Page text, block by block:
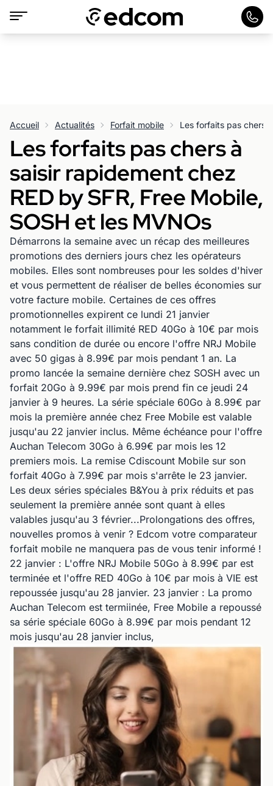
Accueil Actualités Forfait mobile
Les forfaits pas chers à
saisir rapidement chez
RED by SFR, Free Mobile,
SOSH et les MVNOs
Démarrons la semaine avec un récap des meilleures
promotions des derniers jours chez les opérateurs
mobiles. Elles sont nombreuses pour les soldes d'hiver
et vous permettent de réaliser de belles économies sur
votre facture mobile. Certaines de ces offres
promotionnelles expirent ce lundi 21 janvier
notamment le forfait illimité RED 40Go à 10€ par mois
sans condition de durée ou encore l'offre NRJ Mobile
avec 50 gigas à 8.99€ par mois pendant 1 an. La
promo lancée la semaine dernière chez SOSH avec un
forfait 20Go à 9.99€ par mois prend fin ce jeudi 24
janvier à 9 heures. La série spéciale 60Go à 8.99€ par
mois la première année chez Free Mobile est valable
jusqu'au 22 janvier inclus. Même échéance pour l'offre
Auchan Telecom 30Go à 6.99€ par mois les 12
premiers mois. La remise Cdiscount Mobile sur son
forfait 40Go à 7.99€ par mois s'arrête le 23 janvier.
Les deux séries spéciales B&You à prix réduits et pas
seulement la première année sont quant à elles
valables jusqu'au 3 février...Prolongations des offres,
nouvelles promos à venir ? Edcom votre comparateur
forfait mobile ne manquera pas de vous tenir informé !
22 janvier : L'offre NRJ Mobile 50Go à 8.99€ par est
terminée et l'offre RED 40Go à 10€ par mois à VIE est
repoussée jusqu'au 28 janvier. 23 janvier : La promo
Auchan Telecom est termiinée, Free Mobile a repoussé
sa série spéciale 60Go à 8.99€ par mois pendant 12
mois jusqu'au 28 janvier inclus,